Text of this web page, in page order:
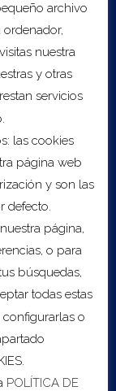
archivo
nuestra
y otras
servicios
las cookies
página web
y son las
defecto.
página,
o para
búsquedas,
todas estas
o
POLÍTICA DE